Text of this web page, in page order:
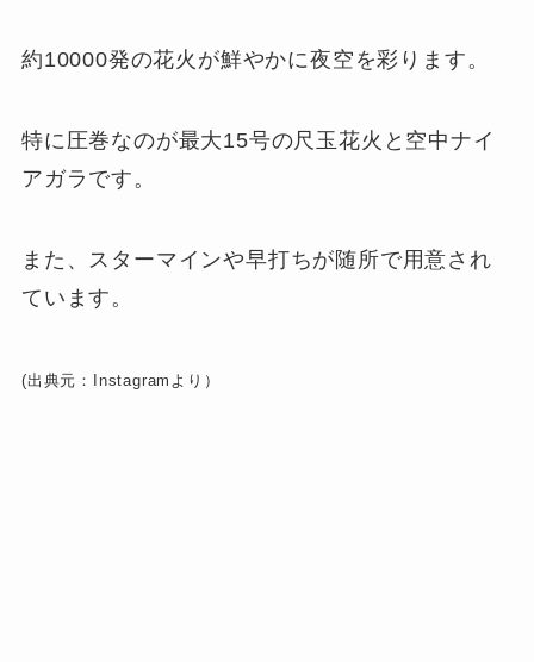
約10000発の花火が鮮やかに夜空を彩ります。
特に圧巻なのが最大15号の尺玉花火と空中ナイ
アガラです。
また、スターマインや早打ちが随所で用意され
ています。
(出典元：Instagramより）